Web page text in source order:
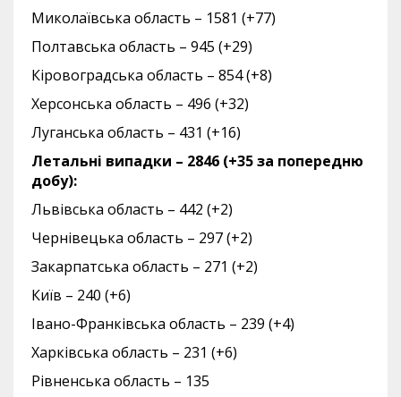
Миколаївська область – 1581 (+77)
Полтавська область – 945 (+29)
Кіровоградська область – 854 (+8)
Херсонська область – 496 (+32)
Луганська область – 431 (+16)
Летальні випадки – 2846 (+35 за попередню
добу):
Львівська область – 442 (+2)
Чернівецька область – 297 (+2)
Закарпатська область – 271 (+2)
Київ – 240 (+6)
Івано-Франківська область – 239 (+4)
Харківська область – 231 (+6)
Рівненська область – 135